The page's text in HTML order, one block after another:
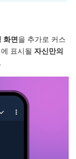
화면을 추가로 커스
표시될 자신만의